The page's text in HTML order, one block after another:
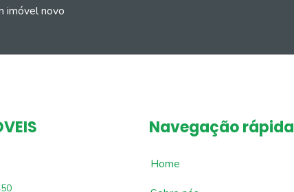
imóvel novo
Navegação rápida
Home